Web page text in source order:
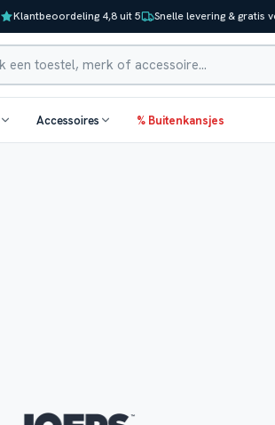
Klantbeoordeling 4,8 uit 5 Snelle levering & gratis
Accessoires % Buitenkansjes